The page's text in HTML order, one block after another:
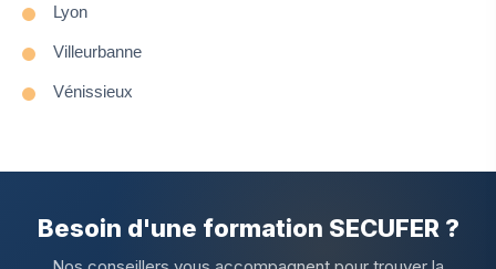
Lyon
Villeurbanne
Vénissieux
Besoin d'une formation SECUFER ?